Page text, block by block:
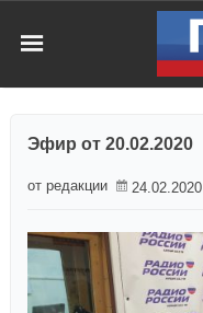
Эфир от 20.02.2020
от редакции 24.02.2020